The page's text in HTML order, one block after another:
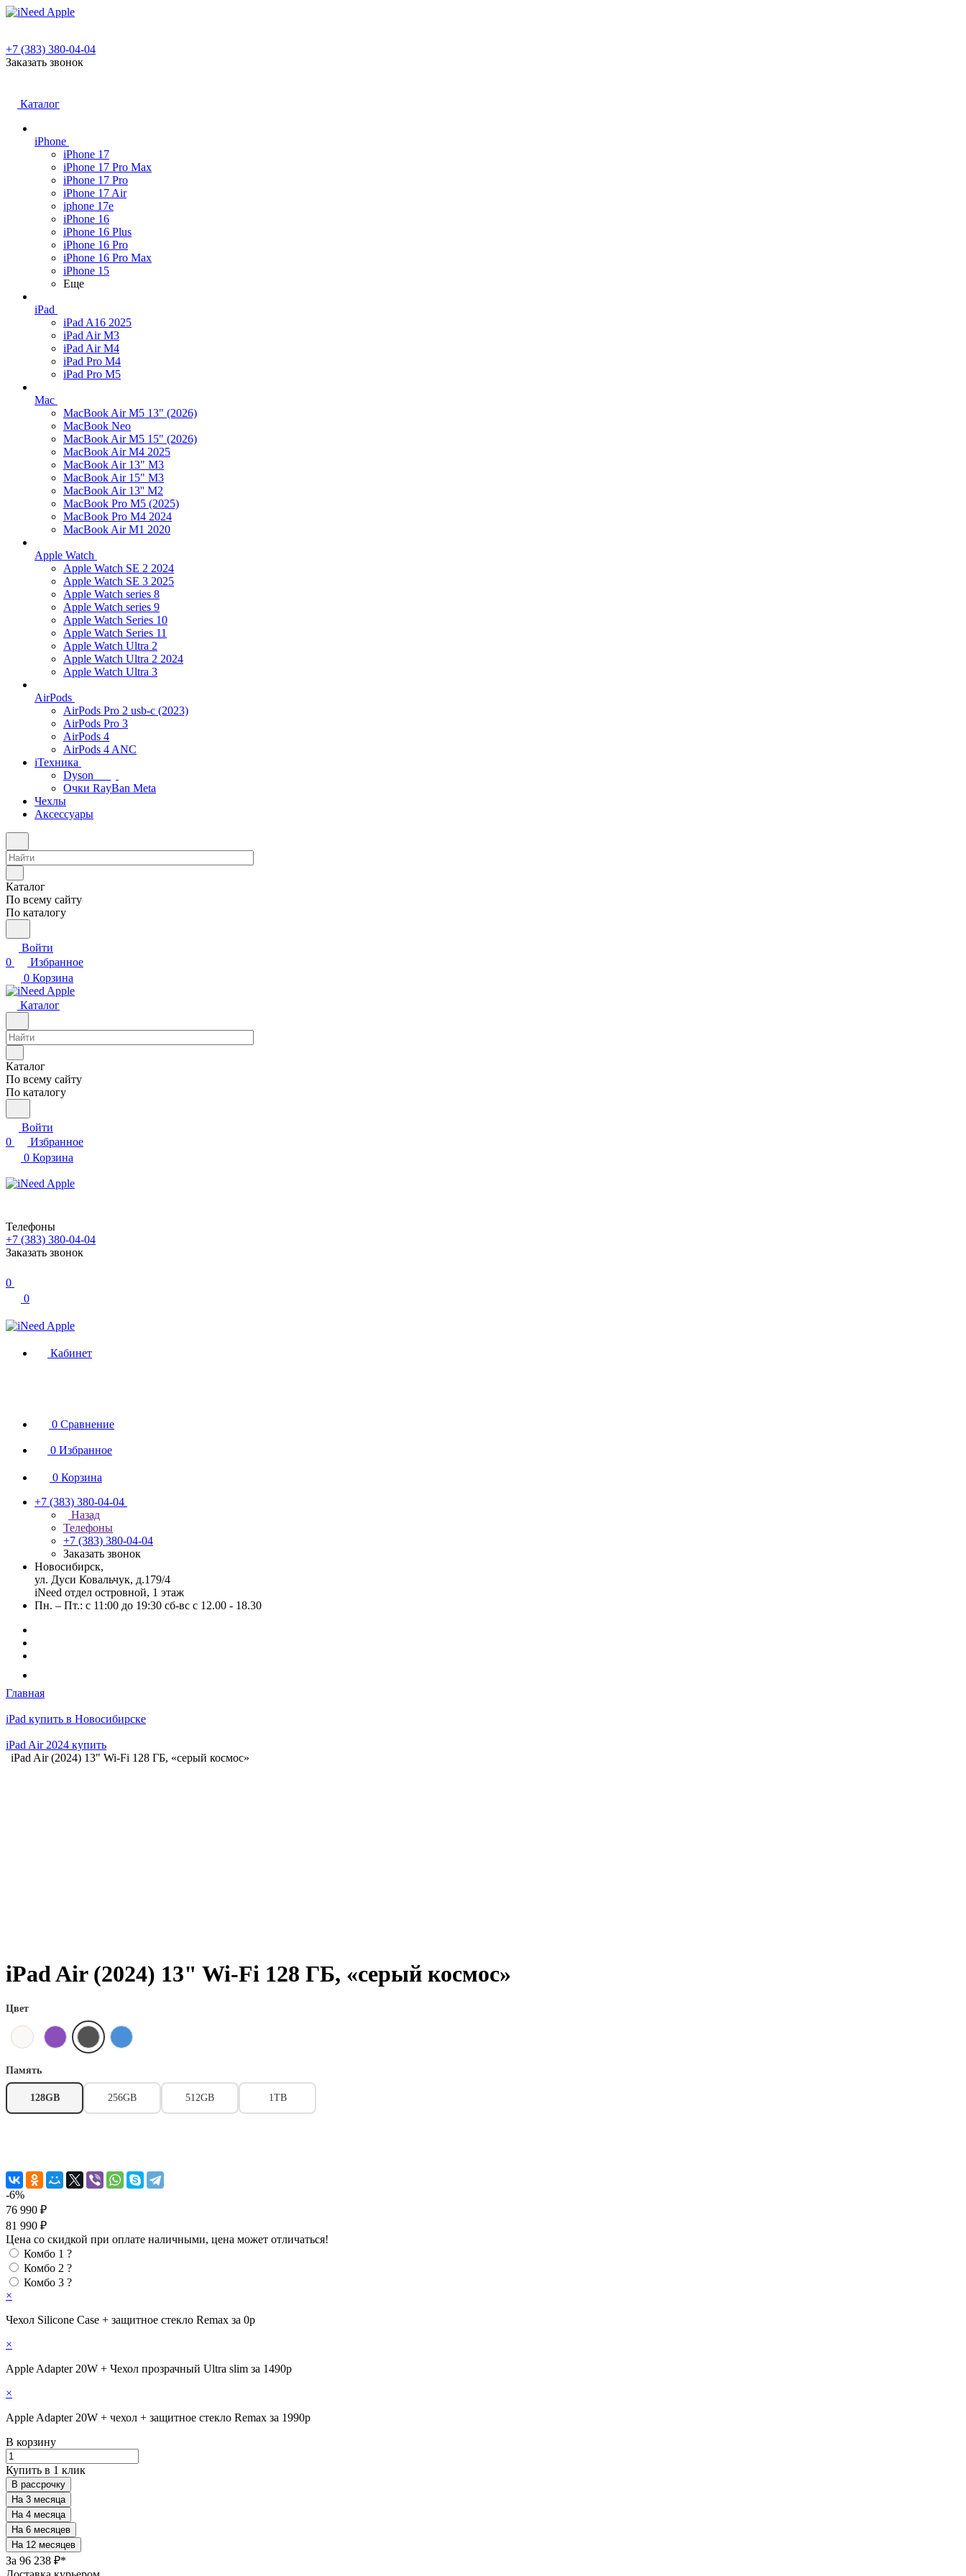
+7 (383) 380-04-04
Заказать звонок
Каталог
iPhone
iPhone 17
iPhone 17 Pro Max
iPhone 17 Pro
iPhone 17 Air
iphone 17e
iPhone 16
iPhone 16 Plus
iPhone 16 Pro
iPhone 16 Pro Max
iPhone 15
Еще
iPad
iPad A16 2025
iPad Air M3
iPad Air M4
iPad Pro M4
iPad Pro M5
Mac
MacBook Air M5 13" (2026)
MacBook Neo
MacBook Air M5 15" (2026)
MacBook Air M4 2025
MacBook Air 13" M3
MacBook Air 15" M3
MacBook Air 13'' M2
MacBook Pro M5 (2025)
MacBook Pro M4 2024
MacBook Air M1 2020
Apple Watch
Apple Watch SE 2 2024
Apple Watch SE 3 2025
Apple Watch series 8
Apple Watch series 9
Apple Watch Series 10
Apple Watch Series 11
Apple Watch Ultra 2
Apple Watch Ultra 2 2024
Apple Watch Ultra 3
AirPods
AirPods Pro 2 usb-c (2023)
AirPods Pro 3
AirPods 4
AirPods 4 ANC
iТехника
Dyson
Очки RayBan Meta
Чехлы
Аксессуары
Каталог
По всему сайту
По каталогу
Войти
0
Избранное
0 Корзина
Каталог
Каталог
По всему сайту
По каталогу
Войти
0
Избранное
0 Корзина
Телефоны
+7 (383) 380-04-04
Заказать звонок
0
0
Кабинет
0 Сравнение
0 Избранное
0 Корзина
+7 (383) 380-04-04
Назад
Телефоны
+7 (383) 380-04-04
Заказать звонок
Новосибирск,
ул. Дуси Ковальчук, д.179/4
iNeed отдел островной, 1 этаж
Пн. – Пт.: с 11:00 до 19:30 сб-вс с 12.00 - 18.30
Главная
iPad купить в Новосибирске
iPad Air 2024 купить
iPad Air (2024) 13" Wi-Fi 128 ГБ, «серый космос»
iPad Air (2024) 13" Wi-Fi 128 ГБ, «серый космос»
Цвет
Память
128GB 256GB 512GB 1TB
-6%
76 990 ₽
81 990 ₽
Цена со скидкой при оплате наличными, цена может отличаться!
Комбо 1 ?
Комбо 2 ?
Комбо 3 ?
×
Чехол Silicone Case + защитное стекло Remax за 0р
×
Apple Adapter 20W + Чехол прозрачный Ultra slim за 1490р
×
Apple Adapter 20W + чехол + защитное стекло Remax за 1990р
В корзину
Купить в 1 клик
В рассрочку
За 96 238 ₽*